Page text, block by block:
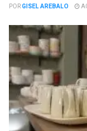
PORGISEL AREBALO